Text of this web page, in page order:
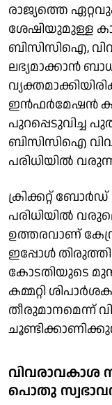
രാജ്യത്തെ
ശേഷിയുമുള്ള
ബിസിസിഐ,
ലഭ്യമാക്കാന്‍
ഇന്‍ഫര്‍മേഷന്‍
പുറപ്പെടുവിച്ച
ബിസിസിഐ
പരിധിയില്‍
ക്രിക്കറ്റ് ബോര്‍ഡ്
പരിധിയില്‍
ഉത്തരവാണ്
ഇപ്പോള്‍
കോടതിയുടെ
കമ്മറ്റി
തീരുമാനമെന്ന്
പൊതു